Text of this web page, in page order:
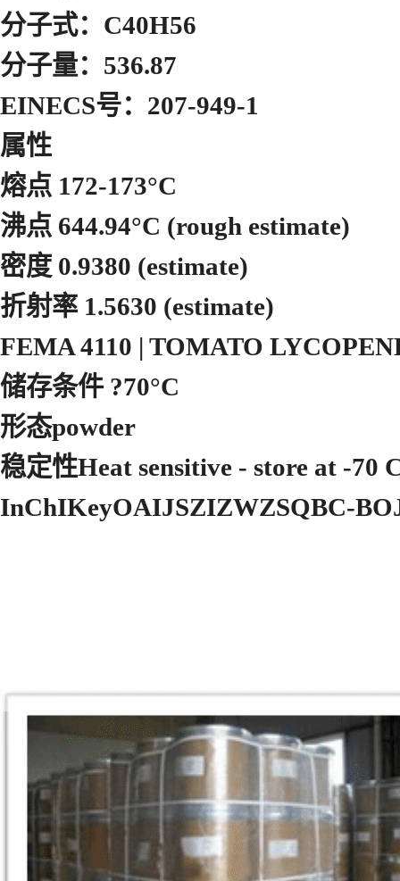
分子式：C40H56
分子量：536.87
EINECS号：207-949-1
属性
熔点 172-173°C
沸点 644.94°C (rough estimate)
密度 0.9380 (estimate)
折射率 1.5630 (estimate)
FEMA 4110 | TOMATO
储存条件 ?70°C
形态powder
稳定性Heat sensitive - store at -70
InChIKeyOAIJSZIZWZSQBC-